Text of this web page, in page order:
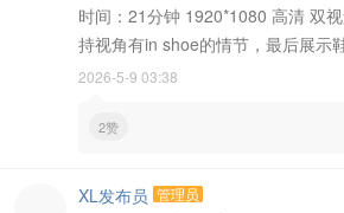
时间：21分钟 1920*1080 高清 双
持视角有in shoe的情节，最后展示
2026-5-9 03:38
2赞
XL发布员 管理员